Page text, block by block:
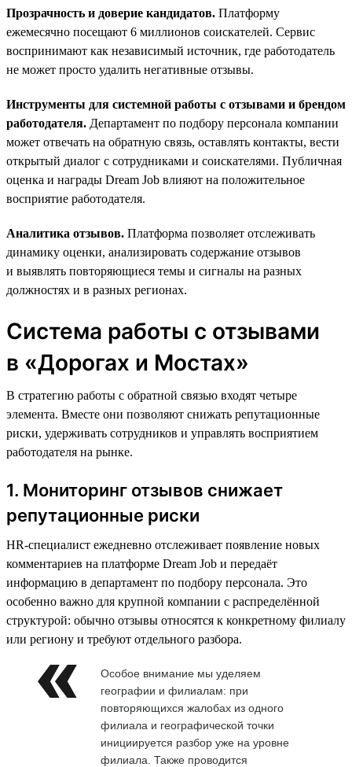
Прозрачность и доверие кандидатов. Платформу
ежемесячно посещают 6 миллионов соискателей. Сервис
воспринимают как независимый источник, где работодатель
не может просто удалить негативные отзывы.
Инструменты для системной работы с отзывами и брендом
работодателя. Департамент по подбору персонала компании
может отвечать на обратную связь, оставлять контакты, вести
открытый диалог с сотрудниками и соискателями. Публичная
оценка и награды Dream Job влияют на положительное
восприятие работодателя.
Аналитика отзывов. Платформа позволяет отслеживать
динамику оценки, анализировать содержание отзывов
и выявлять повторяющиеся темы и сигналы на разных
должностях и в разных регионах.
Система работы с отзывами
в «Дорогах и Мостах»
В стратегию работы с обратной связью входят четыре
элемента. Вместе они позволяют снижать репутационные
риски, удерживать сотрудников и управлять восприятием
работодателя на рынке.
1. Мониторинг отзывов снижает
репутационные риски
HR-специалист ежедневно отслеживает появление новых
комментариев на платформе Dream Job и передаёт
информацию в департамент по подбору персонала. Это
особенно важно для крупной компании с распределённой
структурой: обычно отзывы относятся к конкретному филиалу
или региону и требуют отдельного разбора.
Особое внимание мы уделяем
географии и филиалам: при
повторяющихся жалобах из одного
филиала и географической точки
инициируется разбор уже на уровне
филиала. Также проводится